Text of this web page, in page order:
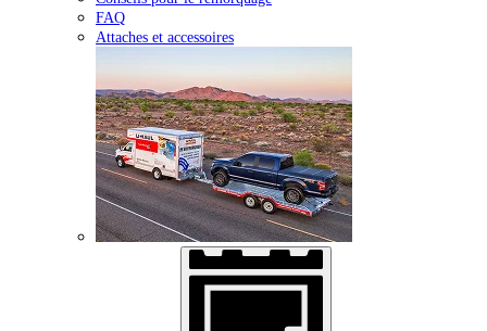
FAQ
Attaches et accessoires